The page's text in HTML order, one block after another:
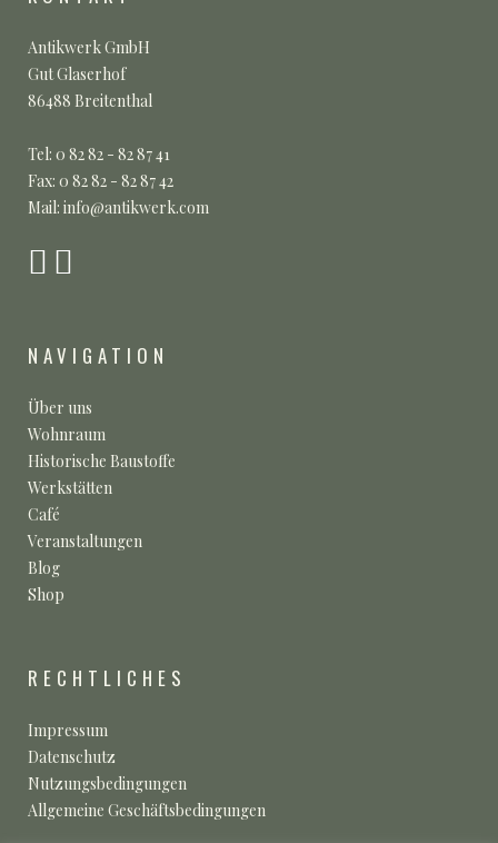
Antikwerk GmbH
Gut Glaserhof
86488 Breitenthal
Tel: 0 82 82 - 82 87 41
Fax: 0 82 82 - 82 87 42
Mail: info@antikwerk.com
NAVIGATION
Über uns
Wohnraum
Historische Baustoffe
Werkstätten
Café
Veranstaltungen
Blog
Shop
RECHTLICHES
Impressum
Datenschutz
Nutzungsbedingungen
Allgemeine Geschäftsbedingungen